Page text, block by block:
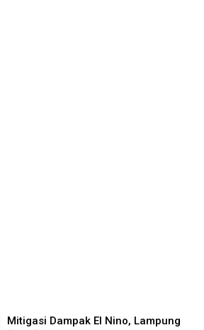
Mitigasi Dampak El Nino, Lampung